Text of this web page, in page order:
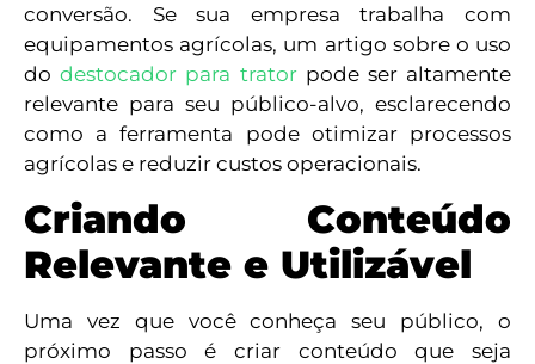
conversão. Se sua empresa trabalha com
equipamentos agrícolas, um artigo sobre o uso
dodestocador para trator pode ser altamente
relevante para seu público-alvo, esclarecendo
como a ferramenta pode otimizar processos
agrícolas e reduzir custos operacionais.
Criando Conteúdo
Relevante e Utilizável
Uma vez que você conheça seu público, o
próximo passo é criar conteúdo que seja